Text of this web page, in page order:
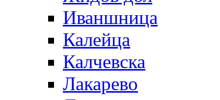
Иваншница
Калейца
Калчевска
Лакарево